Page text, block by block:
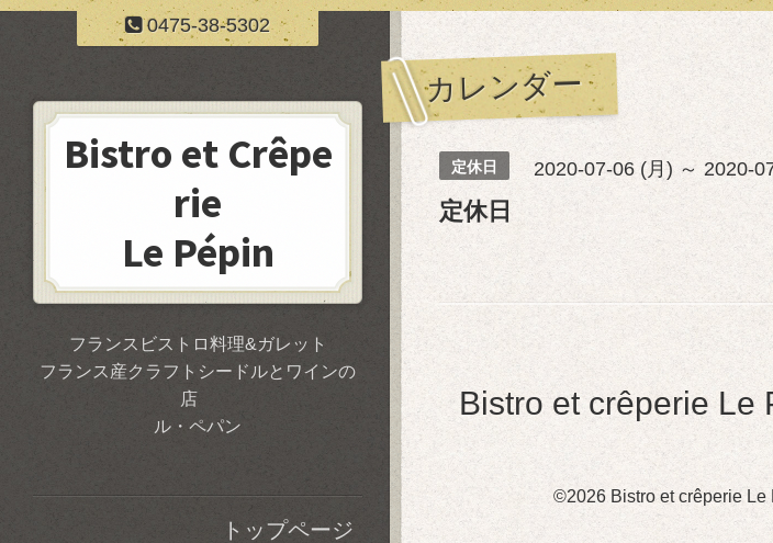
0475-38-5302
カレンダー
定休日 2020-07-06 (月) ～ 2020-
定休日
Bistro et crêperie Le
©2026 Bistro et crêperie
Bistro et Crêpe
rie
Le Pépin
フランスビストロ料理&ガレット
フランス産クラフトシードルとワインの
店
ル・ペパン
トップページ